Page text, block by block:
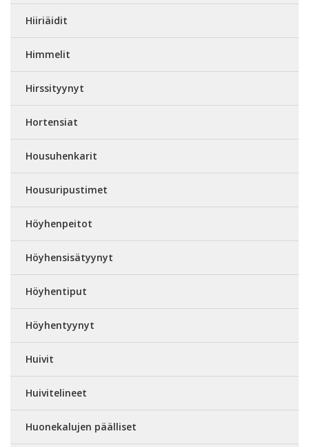
Hiiriäidit
Himmelit
Hirssityynyt
Hortensiat
Housuhenkarit
Housuripustimet
Höyhenpeitot
Höyhensisätyynyt
Höyhentiput
Höyhentyynyt
Huivit
Huivitelineet
Huonekalujen päälliset